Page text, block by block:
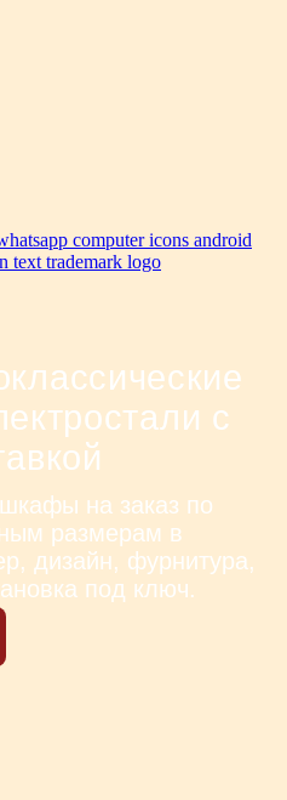
с
на заказ по
размерам в
дизайн, фурнитура,
под ключ.